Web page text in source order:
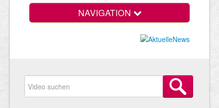
NAVIGATION